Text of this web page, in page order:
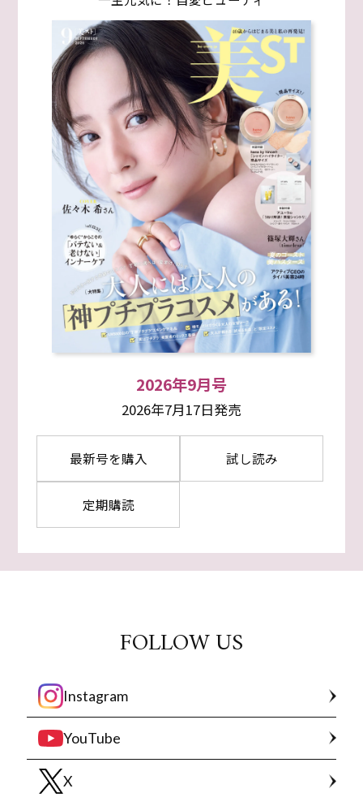
2026年9月号
2026年7月17日発売
最新号を購入 試し読み
定期購読
FOLLOW US
Instagram
YouTube
X